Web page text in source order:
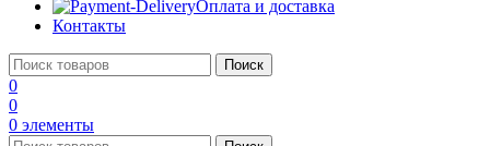
Оплата и доставка
Контакты
Поиск
0
0
0 элементы